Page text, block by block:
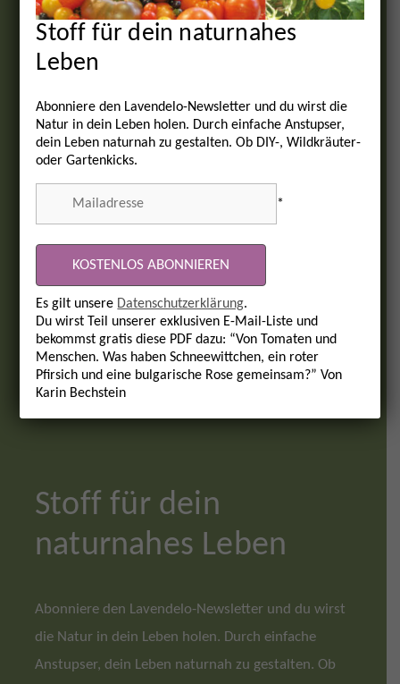
Stoff für dein
naturnahes Leben
Abonniere den Lavendelo-Newsletter und du wirst
die Natur in dein Leben holen. Durch einfache
Anstupser, dein Leben naturnah zu gestalten. Ob
Stoff für dein naturnahes
Leben
Abonniere den Lavendelo-Newsletter und du wirst die
Natur in dein Leben holen. Durch einfache Anstupser,
dein Leben naturnah zu gestalten. Ob DIY-, Wildkräuter-
oder Gartenkicks.
*
Es gilt unsere Datenschutzerklärung.
Du wirst Teil unserer exklusiven E-Mail-Liste und
bekommst gratis diese PDF dazu: “Von Tomaten und
Menschen. Was haben Schneewittchen, ein roter
Pfirsich und eine bulgarische Rose gemeinsam?” Von
Karin Bechstein